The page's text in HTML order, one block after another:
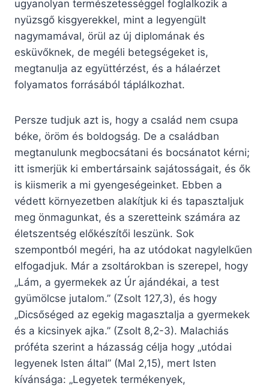
ugyanolyan természetességgel foglalkozik a
nyüzsgő kisgyerekkel, mint a legyengült
nagymamával, örül az új diplomának és
esküvőknek, de megéli betegségeket is,
megtanulja az együttérzést, és a hálaérzet
folyamatos forrásából táplálkozhat.
Persze tudjuk azt is, hogy a család nem csupa
béke, öröm és boldogság. De a családban
megtanulunk megbocsátani és bocsánatot kérni;
itt ismerjük ki embertársaink sajátosságait, és ők
is kiismerik a mi gyengeségeinket. Ebben a
védett környezetben alakítjuk ki és tapasztaljuk
meg önmagunkat, és a szeretteink számára az
életszentség előkészítői leszünk. Sok
szempontból megéri, ha az utódokat nagylelkűen
elfogadjuk. Már a zsoltárokban is szerepel, hogy
„Lám, a gyermekek az Úr ajándékai, a test
gyümölcse jutalom.” (Zsolt 127,3), és hogy
„Dicsőséged az egekig magasztalja a gyermekek
és a kicsinyek ajka.” (Zsolt 8,2-3). Malachiás
próféta szerint a házasság célja hogy „utódai
legyenek Isten által” (Mal 2,15), mert Isten
kívánsága: „Legyetek termékenyek,